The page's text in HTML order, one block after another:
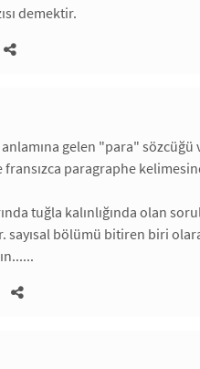
demektir.
gelen "para"
paragraphe
tuğla kalınlığında olan
bölümü bitiren biri